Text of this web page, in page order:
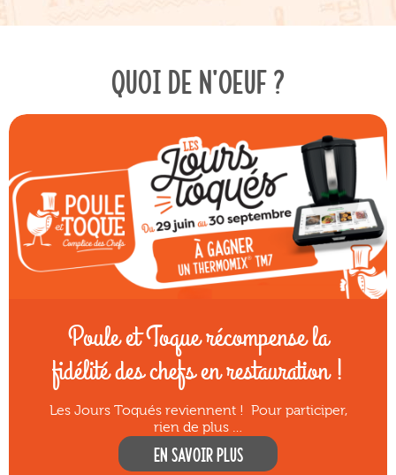
QUOI DE N'OEUF ?
Poule et Toque récompense la
fidélité des chefs en restauration !
Les Jours Toqués reviennent ! Pour participer,
rien de plus …
En savoir plus